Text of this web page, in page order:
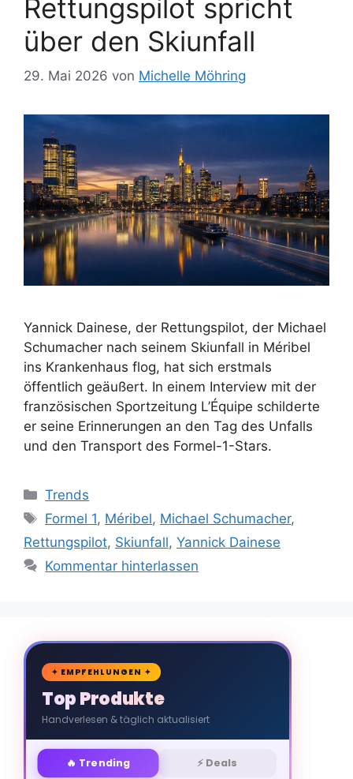
Rettungspilot spricht
über den Skiunfall
29. Mai 2026 von Michelle Möhring
Yannick Dainese, der Rettungspilot, der Michael
Schumacher nach seinem Skiunfall in Méribel
ins Krankenhaus flog, hat sich erstmals
öffentlich geäußert. In einem Interview mit der
französischen Sportzeitung L’Équipe schilderte
er seine Erinnerungen an den Tag des Unfalls
und den Transport des Formel-1-Stars.
Kategorien
Trends
Schlagwörter
Formel 1, Méribel, Michael Schumacher,
Rettungspilot, Skiunfall, Yannick Dainese
Kommentar hinterlassen
🛒
✦ EMPFEHLUNGEN ✦
Top Produkte
Handverlesen & täglich aktualisiert
🔥 Trending ⚡ Deals